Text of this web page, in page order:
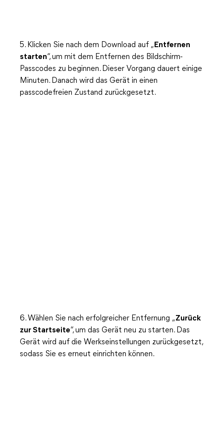
5. Klicken Sie nach dem Download auf „ Entfernen
starten“, um mit dem Entfernen des Bildschirm-
Passcodes zu beginnen. Dieser Vorgang dauert einige
Minuten. Danach wird das Gerät in einen
passcodefreien Zustand zurückgesetzt.
6. Wählen Sie nach erfolgreicher Entfernung „Zurück
zur Startseite“, um das Gerät neu zu starten. Das
Gerät wird auf die Werkseinstellungen zurückgesetzt,
sodass Sie es erneut einrichten können.